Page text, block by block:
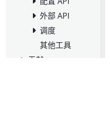
外部 API
调度
其他工具
贡献